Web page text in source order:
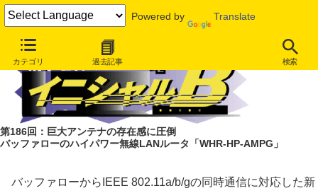
Powered by Translate
カテゴリ 過去記事 検索
第186回：巨大アンテナの存在感に圧倒
バッファローのハイパワー無線LANルータ「WHR-HP-AMPG」
バッファローからIEEE 802.11a/b/gの同時通信に対応した新